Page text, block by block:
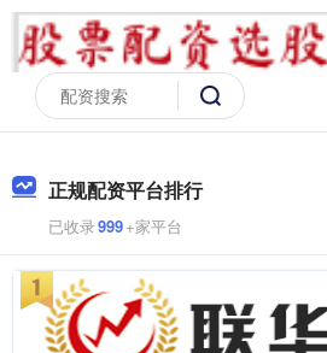
正规配资平台排行
已收录999+家平台